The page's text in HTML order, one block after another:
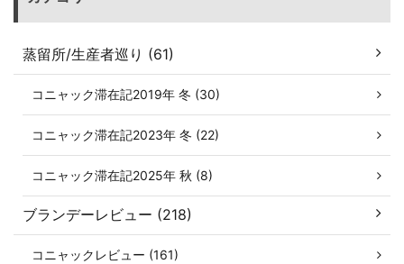
蒸留所/生産者巡り (61)
コニャック滞在記2019年 冬 (30)
コニャック滞在記2023年 冬 (22)
コニャック滞在記2025年 秋 (8)
ブランデーレビュー (218)
コニャックレビュー (161)